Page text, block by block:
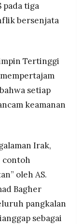
pada tiga
bersenjata
Tertinggi
setiap
keamanan
Irak,
contoh
oleh AS.
Bagher
pangkalan
sebagai